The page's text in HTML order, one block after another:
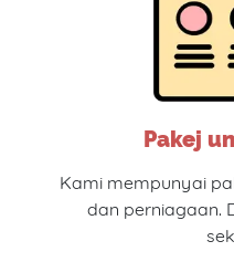
Pakej
Kami mempunyai
dan perniagaan.